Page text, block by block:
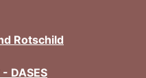
Rotschild
DASES